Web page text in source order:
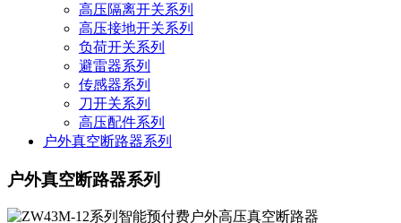
高压隔离开关系列
高压接地开关系列
负荷开关系列
避雷器系列
传感器系列
刀开关系列
高压配件系列
户外真空断路器系列
户外真空断路器系列